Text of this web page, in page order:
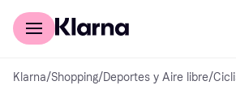
Comprar con Klarna
Klarna/Shopping/Deportes y Aire libre/